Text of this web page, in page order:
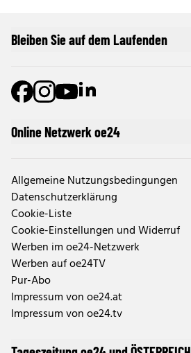
Online Netzwerk oe24
Allgemeine Nutzungsbedingungen
Datenschutzerklärung
Cookie-Liste
Cookie-Einstellungen und Widerruf
Werben im oe24-Netzwerk
Werben auf oe24TV
Pur-Abo
Impressum von oe24.at
Impressum von oe24.tv
Bleiben Sie auf dem Laufenden